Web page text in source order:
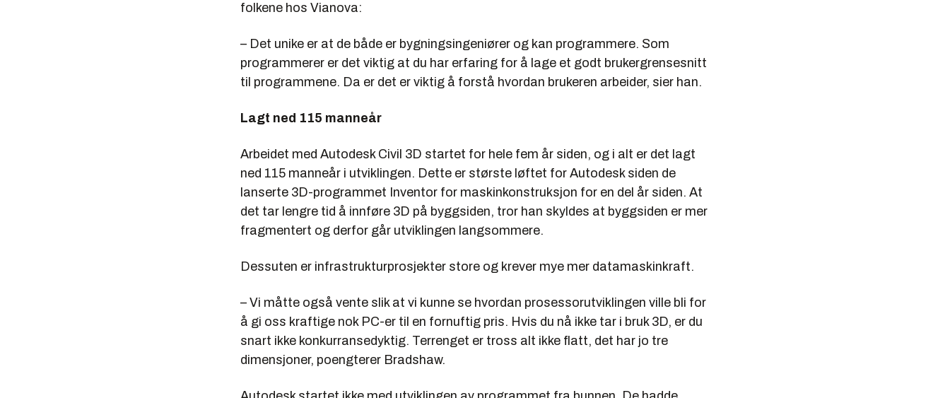
folkene hos Vianova:
– Det unike er at de både er bygningsingeniører og kan programmere. Som
programmerer er det viktig at du har erfaring for å lage et godt brukergrensesnitt
til programmene. Da er det er viktig å forstå hvordan brukeren arbeider, sier han.
Lagt ned 115 manneår
Arbeidet med Autodesk Civil 3D startet for hele fem år siden, og i alt er det lagt
ned 115 manneår i utviklingen. Dette er største løftet for Autodesk siden de
lanserte 3D-programmet Inventor for maskinkonstruksjon for en del år siden. At
det tar lengre tid å innføre 3D på byggsiden, tror han skyldes at byggsiden er mer
fragmentert og derfor går utviklingen langsommere.
Dessuten er infrastrukturprosjekter store og krever mye mer datamaskinkraft.
– Vi måtte også vente slik at vi kunne se hvordan prosessorutviklingen ville bli for
å gi oss kraftige nok PC-er til en fornuftig pris. Hvis du nå ikke tar i bruk 3D, er du
snart ikke konkurransedyktig. Terrenget er tross alt ikke flatt, det har jo tre
dimensjoner, poengterer Bradshaw.